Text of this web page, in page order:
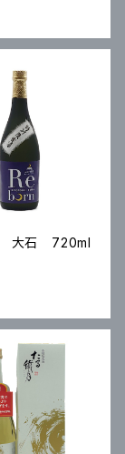
ｎ 大石 720ml